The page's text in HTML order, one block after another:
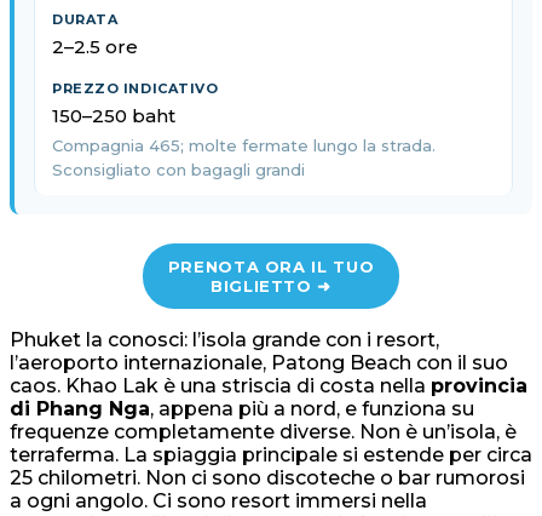
2–2.5 ore
150–250 baht
Compagnia 465; molte fermate lungo la strada.
Sconsigliato con bagagli grandi
PRENOTA ORA IL TUO
BIGLIETTO ➜
Phuket la conosci: l’isola grande con i resort,
l’aeroporto internazionale, Patong Beach con il suo
caos. Khao Lak è una striscia di costa nella provincia
di Phang Nga, appena più a nord, e funziona su
frequenze completamente diverse. Non è un’isola, è
terraferma. La spiaggia principale si estende per circa
25 chilometri. Non ci sono discoteche o bar rumorosi
a ogni angolo. Ci sono resort immersi nella